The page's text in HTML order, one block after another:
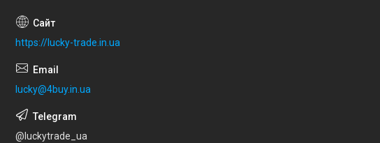
https://lucky-trade.in.ua
lucky@4buy.in.ua
@luckytrade_ua